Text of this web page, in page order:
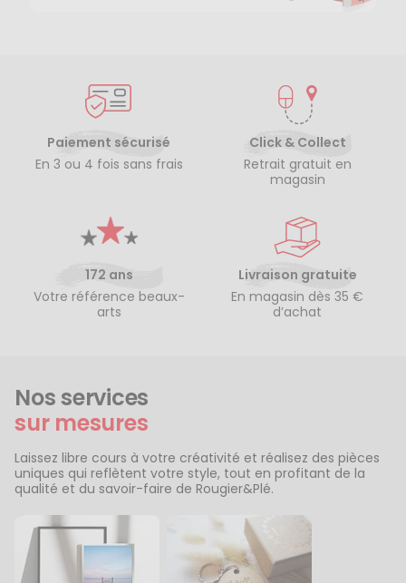
Paiement sécurisé
En 3 ou 4 fois sans frais
Click & Collect
Retrait gratuit en
magasin
172 ans
Votre référence beaux-
arts
Livraison gratuite
En magasin dès 35 €
d’achat
Nos services
sur mesures
Laissez libre cours à votre créativité et réalisez des pièces
uniques qui reflètent votre style, tout en profitant de la
qualité et du savoir-faire de Rougier&Plé.